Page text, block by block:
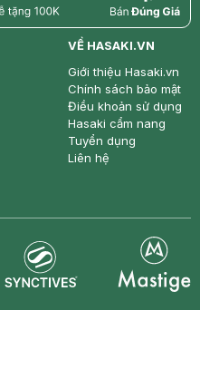
price
VỀ HASAKI.VN
Giới thiệu Hasaki.vn
Chính sách bảo mật
Điều khoản sử dụng
Hasaki cẩm nang
Tuyển dụng
Liên hệ